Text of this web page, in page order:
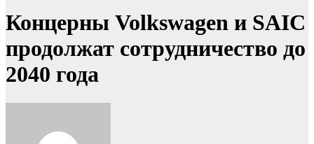
Концерны Volkswagen и SAIC
продолжат сотрудничество до
2040 года